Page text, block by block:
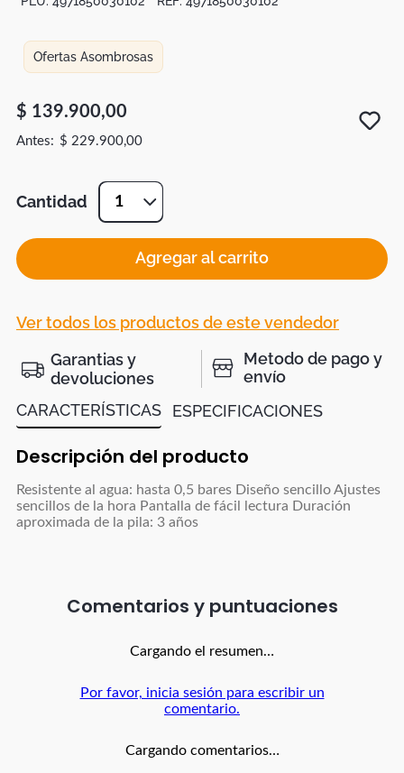
Ofertas Asombrosas
$ 139.900,00
$ 229.900,00
Cantidad 1
Agregar al carrito
Ver todos los productos de este vendedor
Garantias y
devoluciones
Metodo de pago y
envío
CARACTERÍSTICAS
ESPECIFICACIONES
Descripción del producto
Resistente al agua: hasta 0,5 bares Diseño sencillo Ajustes
sencillos de la hora Pantalla de fácil lectura Duración
aproximada de la pila: 3 años
Comentarios
Cargando el resumen…
Por favor, inicia sesión para escribir un
comentario.
Cargando comentarios…